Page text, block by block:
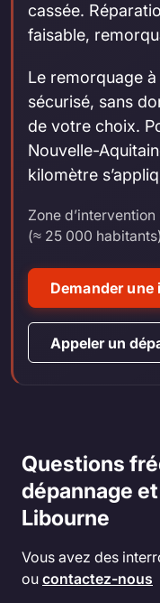
cassée.
faisable,
Le remorquage
sécurisé, sans
de votre choix.
Nouvelle-
kilomètre
Zone
(≈ 25 000
Demander
Appeler un
Questions
dépannage
Libourne
Vous avez des
ou contactez-nous